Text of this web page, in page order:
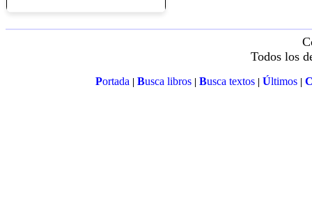
Todos los
Portada| Busca libros| Busca textos| Últimos|